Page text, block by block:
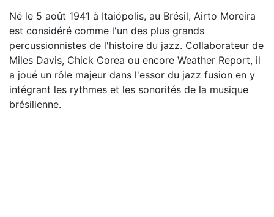
Né le 5 août 1941 à Itaiópolis, au Brésil, Airto Moreira
est considéré comme l'un des plus grands
percussionnistes de l'histoire du jazz. Collaborateur de
Miles Davis, Chick Corea ou encore Weather Report, il
a joué un rôle majeur dans l'essor du jazz fusion en y
intégrant les rythmes et les sonorités de la musique
brésilienne.